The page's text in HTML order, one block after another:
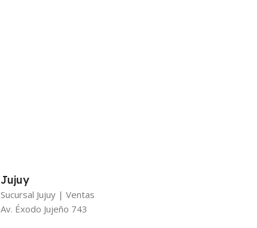
Jujuy
Sucursal Jujuy | Ventas
Av. Éxodo Jujeño 743